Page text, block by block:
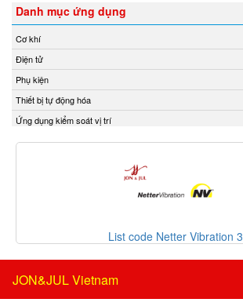
CS-Instruments
Daito Kogyo
Danfoss
DEESYS Việt Nam
DELTA + ELEKTROGAS
Delta Ohm
Delta Sensor
Dittmer Vietnam
DOLD Vietnam
Bộ chuyển đổi nhiệt độ
Bộ chuyển đổi tín hiệu
Bộ chuyển mạch
Bộ chuyển mạch ống
Bộ điều chỉnh áp suất và điều tốc
Bộ điều khiển
Bộ điều khiển áp suất
Bộ ghi dữ liệu
Danh mục ứng dụng
Cơ khí
Điện tử
Phụ kiện
Thiết bị tự động hóa
Ứng dụng kiểm soát vị trí
List code Netter Vibration 3
JON&JUL Vietnam